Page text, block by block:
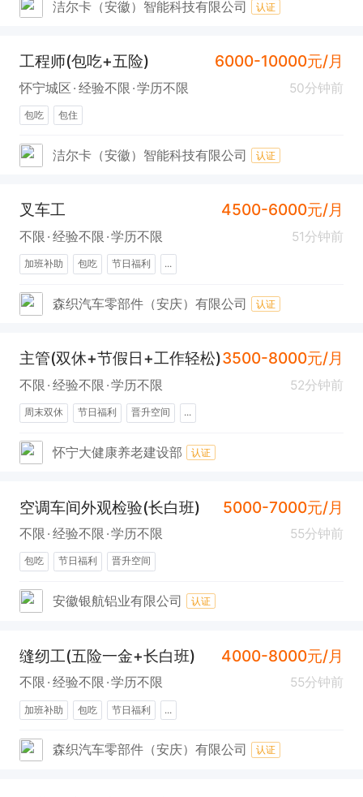
洁尔卡（安徽）智能科技有限公司 认证
工程师(包吃+五险) 6000-10000元/月
怀宁城区 经验不限 学历不限 50分钟前
包吃 包住
洁尔卡（安徽）智能科技有限公司 认证
叉车工 4500-6000元/月
不限 经验不限 学历不限 51分钟前
加班补助 包吃 节日福利 ...
森织汽车零部件（安庆）有限公司 认证
主管(双休+节假日+工作轻松)3500-8000元/月
不限 经验不限 学历不限 52分钟前
周末双休 节日福利 晋升空间 ...
怀宁大健康养老建设部 认证
空调车间外观检验(长白班) 5000-7000元/月
不限 经验不限 学历不限 55分钟前
包吃 节日福利 晋升空间
安徽银航铝业有限公司 认证
缝纫工(五险一金+长白班) 4000-8000元/月
不限 经验不限 学历不限 55分钟前
加班补助 包吃 节日福利 ...
森织汽车零部件（安庆）有限公司 认证